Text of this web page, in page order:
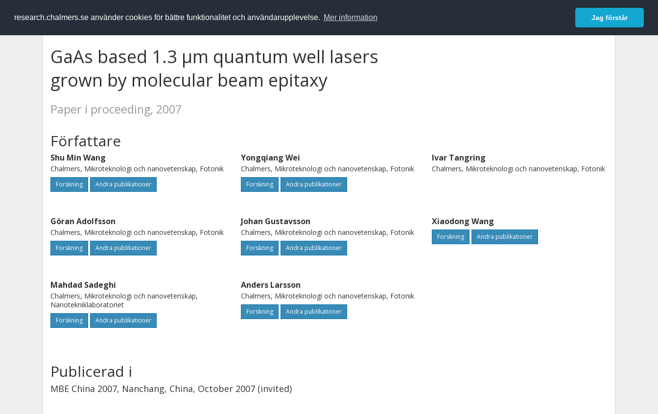
research.chalmers.se använder cookies för bättre funktionalitet och användarupplevelse. Mer information Jag förstår
RESEARCH.chalmers.se Logga in
GaAs based 1.3 µm quantum well lasers
grown by molecular beam epitaxy
Paper i proceeding, 2007
Författare
Shu Min Wang
Chalmers, Mikroteknologi och nanovetenskap, Fotonik
Forskning Andra publikationer
Yongqiang Wei
Chalmers, Mikroteknologi och nanovetenskap, Fotonik
Forskning Andra publikationer
Ivar Tangring
Chalmers, Mikroteknologi och nanovetenskap, Fotonik
Göran Adolfsson
Chalmers, Mikroteknologi och nanovetenskap, Fotonik
Forskning Andra publikationer
Johan Gustavsson
Chalmers, Mikroteknologi och nanovetenskap, Fotonik
Forskning Andra publikationer
Xiaodong Wang
Forskning Andra publikationer
Mahdad Sadeghi
Chalmers, Mikroteknologi och nanovetenskap,
Nanotekniklaboratoriet
Forskning Andra publikationer
Anders Larsson
Chalmers, Mikroteknologi och nanovetenskap, Fotonik
Forskning Andra publikationer
Publicerad i
MBE China 2007, Nanchang, China, October 2007 (invited)